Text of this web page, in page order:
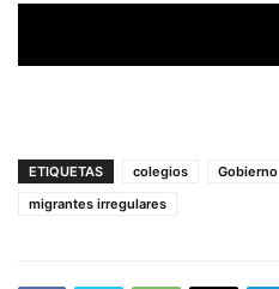
ETIQUETAS colegios Gobierno
migrantes irregulares